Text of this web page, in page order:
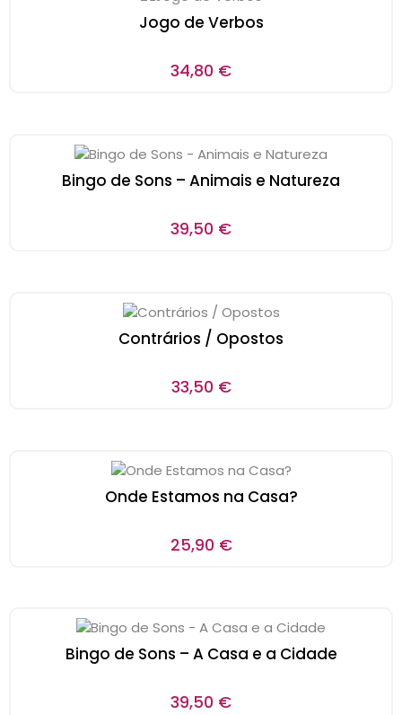
Jogo de Verbos
34,80 €
Bingo de Sons – Animais e Natureza
39,50 €
Contrários / Opostos
33,50 €
Onde Estamos na Casa?
25,90 €
Bingo de Sons – A Casa e a Cidade
39,50 €